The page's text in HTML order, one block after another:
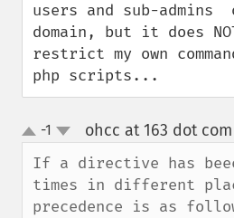
users and sub-admins
domain, but it does
restrict my own
php scripts...
up
down
-1 ohcc at 163 dot com
If a directive has
times in different
precedence is as